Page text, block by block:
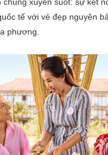
chung xuyên suốt: sự kết
tế với vẻ đẹp nguyên
phương.